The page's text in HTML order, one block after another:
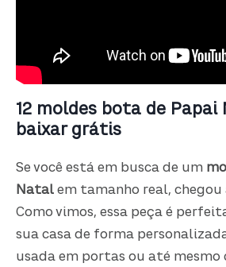
12 moldes bota de Papai
baixar grátis
Se você está em busca de um
Natal em tamanho real,
Como vimos, essa peça é
sua casa de forma
usada em portas ou até mesmo